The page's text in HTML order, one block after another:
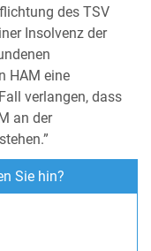
des TSV
Insolvenz der
HAM eine
verlangen, dass
an der
Sie hin?